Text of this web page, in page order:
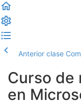
Anterior clase
Curso de
en